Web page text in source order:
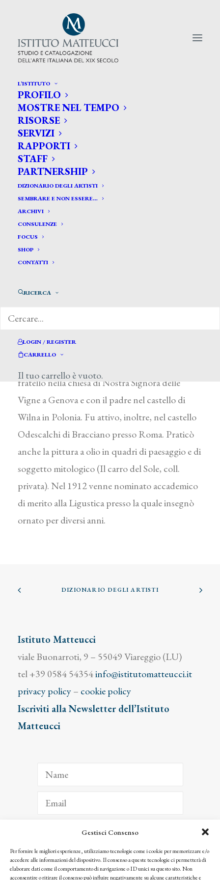
Gestisci Consenso
Per fornire le migliori esperienze, utilizziamo tecnologie come i cookie per memorizzare e/o
accedere alle informazioni del dispositivo. Il consenso a queste tecnologie ci permetterà di
elaborare dati come il comportamento di navigazione o ID unici su questo sito. Non
acconsentire o ritirare il consenso può influire negativamente su alcune caratteristiche e
L’ISTITUTO
PROFILO
MOSTRE NEL TEMPO
RISORSE
SERVIZI
RAPPORTI
STAFF
PARTNERSHIP
DIZIONARIO DEGLI ARTISTI
SEMBRARE E NON ESSERE…
ARCHIVI
CONSULENZE
FOCUS
SHOP
CONTATTI
RICERCA
LOGIN / REGISTER
CARRELLO
Il tuo carrello è vuoto.
CERCA TRA GLI ARTISTI:
Search
for:
De Lorenzi Achille*
DE LORENZI ACHILLE
Avviato all’arte dal padre Francesco, fu suo
all’Accademia di Belle Arti di Roma. Nell’attività
fratello nella chiesa di Nostra Signora delle
Vigne a Genova e con il padre nel castello di
Wilna in Polonia. Fu attivo, inoltre, nel castello
Odescalchi di Bracciano presso Roma. Praticò
anche la pittura a olio in quadri di paesaggio e di
soggetto mitologico (Il carro del Sole, coll.
privata). Nel 1912 venne nominato accademico
di merito alla Ligustica presso la quale insegnò
ornato per diversi anni.
DIZIONARIO DEGLI ARTISTI
Istituto Matteucci
viale Buonarroti, 9 – 55049 Viareggio (LU)
tel +39 0584 54354info@istitutomatteucci.it
privacy policy– cookie policy
Iscriviti alla Newsletter dell’Istituto
Matteucci
ISCRIVITI
Facendo clic per iscriverti, riconosci che le tue informazioni saranno trattate
seguendo la nostra Privacy Policy